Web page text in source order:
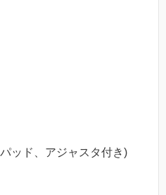
ッド、アジャスタ付き)